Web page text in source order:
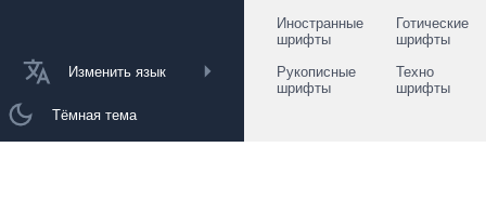
Изменить язык
Тёмная тема
Иностранные
шрифты
Готические
шрифты
Рукописные
шрифты
Техно
шрифты